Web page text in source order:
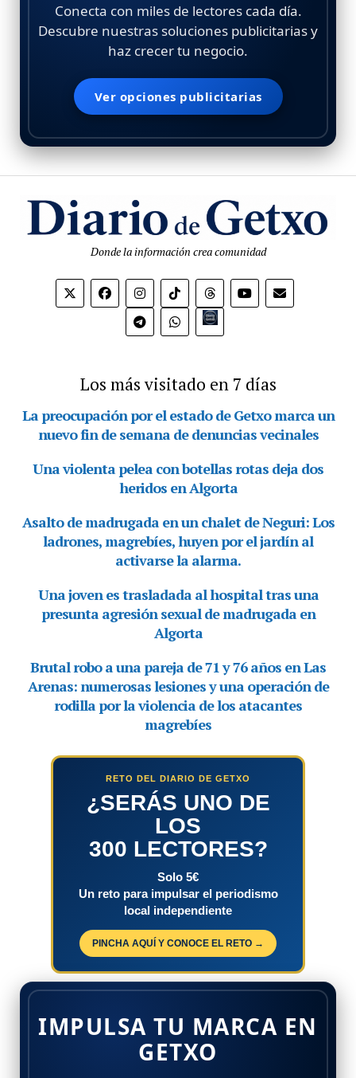
Conecta con miles de lectores cada día.
Descubre nuestras soluciones publicitarias y
haz crecer tu negocio.
Ver opciones publicitarias
Donde la información crea comunidad
Bio.link
Los más visitado en 7 días
RETO DEL DIARIO DE GETXO
¿SERÁS UNO DE
LOS
300 LECTORES?
Solo 5€
Un reto para impulsar el periodismo
local independiente
PINCHA AQUÍ Y CONOCE EL RETO →
IMPULSA TU MARCA EN
GETXO